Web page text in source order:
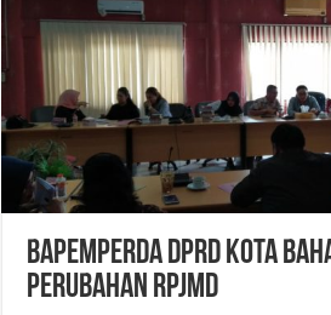
Bapemperda DPRD Kota
Perubahan RPJMD